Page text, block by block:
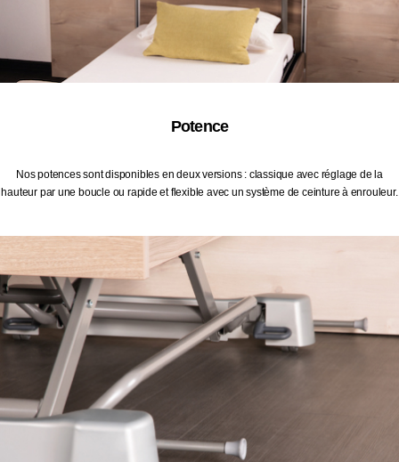
Potence
Nos potences sont disponibles en deux versions : classique avec réglage de la
hauteur par une boucle ou rapide et flexible avec un système de ceinture à enrouleur.